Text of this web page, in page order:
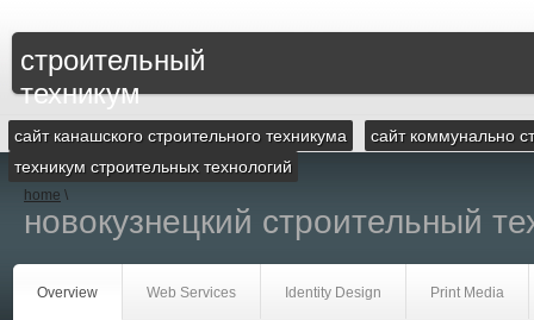
строительный
техникум
сайт канашского строительного техникума
сайт коммунально
техникум строительных технологий
home \
новокузнецкий строительный
Overview Web Services Identity Design Print Media